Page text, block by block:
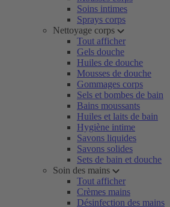
Soins intimes
Sprays corps
Nettoyage corps
Tout afficher
Gels douche
Huiles de douche
Mousses de douche
Gommages corps
Sels et bombes de bain
Bains moussants
Huiles et laits de bain
Hygiène intime
Savons liquides
Savons solides
Sets de bain et douche
Soin des mains
Tout afficher
Crèmes mains
Désinfection des mains